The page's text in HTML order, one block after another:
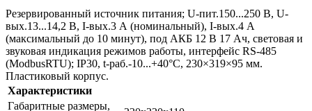
Резервированный источник питания; U-пит.150...250 В, U-
вых.13...14,2 В, I-вых.3 А (номинальный), I-вых.4 А
(максимальный до 10 минут), под АКБ 12 В 17 Ач, световая и
звуковая индикация режимов работы, интерфейс RS-485
(ModbusRTU); IP30, t-раб.-10...+40°С, 230×319×95 мм.
Пластиковый корпус.
Характеристики
Габаритные размеры,